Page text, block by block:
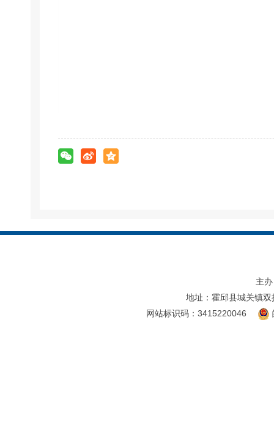
主
地址：霍邱县城关镇双
网站标识码：3415220046